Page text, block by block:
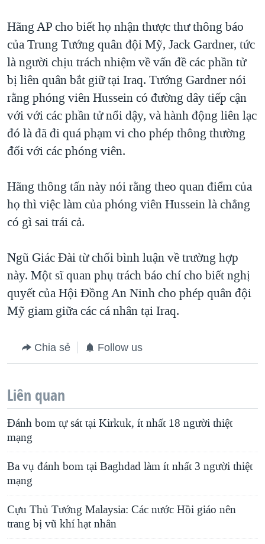
TRỊNH VĨNH BÌNH VS. CHÍNH PHỦ VIỆT NAM
NGƯ DÂN VIỆT VÀ LÀN SÓNG TRỘM HẢI SÂM
BÊN KIA QUỐC LỘ: TIẾNG VỌNG TỪ NÔNG THÔN MỸ
QUAN HỆ VIỆT MỸ
Hãng AP cho biết họ nhận thược thư thông báo
của Trung Tướng quân đội Mỹ, Jack Gardner, tức
là người chịu trách nhiệm về vấn đề các phần tử
bị liên quân bắt giữ tại Iraq. Tướng Gardner nói
rằng phóng viên Hussein có đường dây tiếp cận
với với các phần tử nổi dậy, và hành động liên lạc
đó là đã đi quá phạm vi cho phép thông thường
đối với các phóng viên.
Hãng thông tấn này nói rằng theo quan điểm của
họ thì việc làm của phóng viên Hussein là chẳng
có gì sai trái cả.
Ngũ Giác Đài từ chối bình luận về trường hợp
này. Một sĩ quan phụ trách báo chí cho biết nghị
quyết của Hội Đồng An Ninh cho phép quân đội
Mỹ giam giữa các cá nhân tại Iraq.
Chia sẻ Follow us
Liên quan
Ðánh bom tự sát tại Kirkuk, ít nhất 18 người thiệt
mạng
Ba vụ đánh bom tại Baghdad làm ít nhất 3 người thiệt
mạng
Cựu Thủ Tướng Malaysia: Các nước Hồi giáo nên
trang bị vũ khí hạt nhân